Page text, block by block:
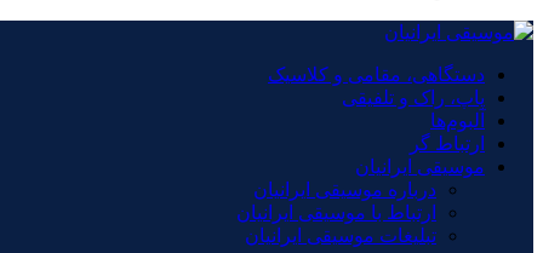
دستگاهی، مقامی و کلاسیک
پاپ، راک و تلفیقی
آلبوم‌ها
ارتباط گر
موسیقی ایرانیان
درباره موسیقی ایرانیان
ارتباط با موسیقی ایرانیان
تبلیغات موسیقی ایرانیان